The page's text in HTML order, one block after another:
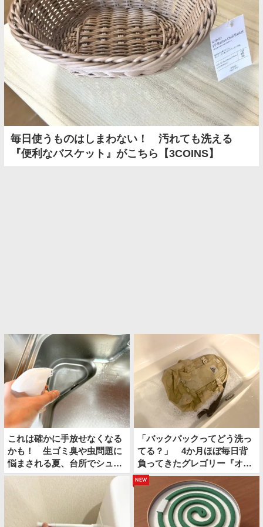
毎日使うものはしまわない！ 汚れても洗える
『便利なバスケット』がこちら【3COINS】
これは確かに手放せなくなる
かも！ 生ゴミ臭や虫問題に
悩まされる夏、台所でシュッ
としてみたら…
「バックパックってどう洗っ
てる？」 4か月ほぼ毎日背
負ってきたグレゴリー『オー
ルデイ』を…